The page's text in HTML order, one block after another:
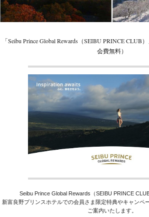
「Seibu Prince Global Rewards（SEIBU PRINCE
会費無料）
Seibu Prince Global Rewards（SEIBU PRINCE
新富良野プリンスホテルでの会員さま限定特典やキャンペ
ご案内いたします。